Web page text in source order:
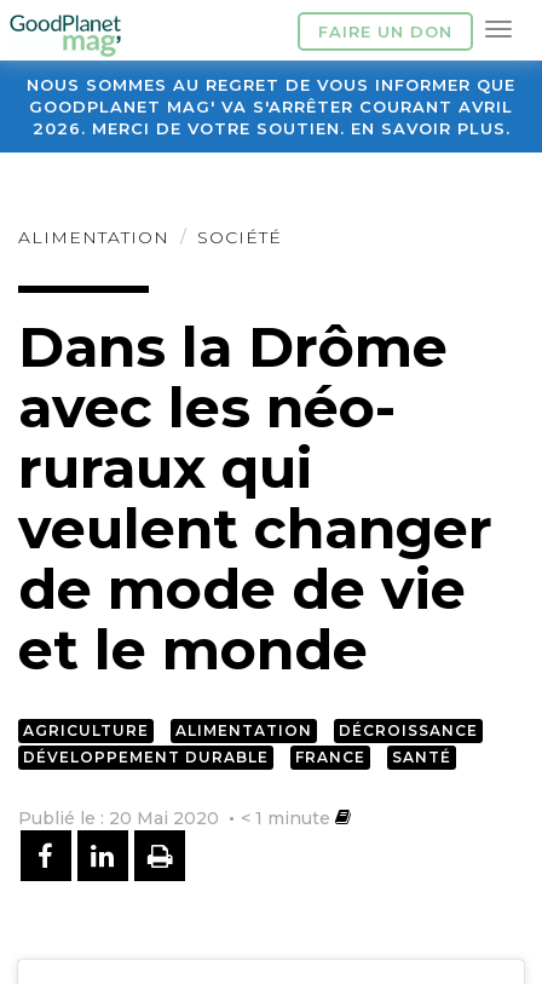
FAIRE UN DON
NOUS SOMMES AU REGRET DE VOUS INFORMER QUE
GOODPLANET MAG' VA S'ARRÊTER COURANT AVRIL
2026. MERCI DE VOTRE SOUTIEN. EN SAVOIR PLUS.
ALIMENTATION SOCIÉTÉ
Dans la Drôme
avec les néo-
ruraux qui
veulent changer
de mode de vie
et le monde
AGRICULTURE ALIMENTATION
DÉCROISSANCE
DÉVELOPPEMENT DURABLE
FRANCE SANTÉ
Publié le : 20 Mai 2020 < 1 minute
PARTAGER SUR FACEBOOK
PARTAGER SUR LINKEDIN
IMPRIMER